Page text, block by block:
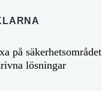
på säkerhetsområdet
lösningar